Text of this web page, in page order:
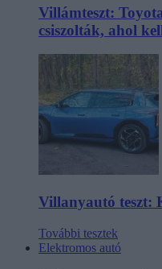
Villámteszt:
csiszolták, ahol
Villanyautó teszt:
További tesztek
Elektromos autó